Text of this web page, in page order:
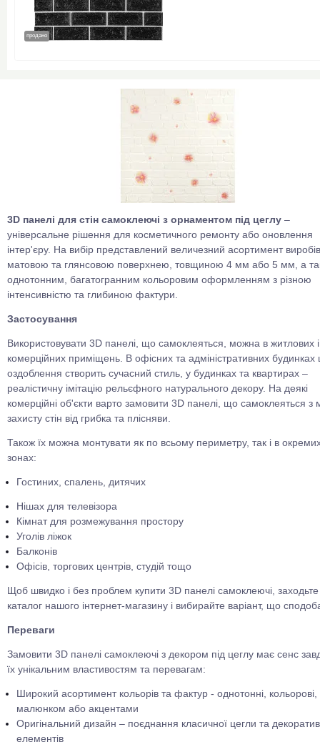
продано
3D панелі для стін самоклеючі з орнаментом під цеглу–
універсальне рішення для косметичного ремонту або оновлення
інтер'єру. На вибір представлений величезний асортимент
матовою та глянсовою поверхнею, товщиною 4 мм або 5 мм, а
однотонним, багатогранним кольоровим оформленням з різною
інтенсивністю та глибиною фактури.
Застосування
Використовувати 3D панелі, що самоклеяться, можна в житлових і
комерційних приміщень. В офісних та адміністративних будинках
оздоблення створить сучасний стиль, у будинках та квартирах –
реалістичну імітацію рельєфного натурального декору. На деякі
комерційні об'єкти варто замовити 3D панелі, що самоклеяться з
захисту стін від грибка та плісняви.
Також їх можна монтувати як по всьому периметру, так і в
зонах:
Гостиних, спалень, дитячих
Нішах для телевізора
Кімнат для розмежування простору
Уголів ліжок
Балконів
Офісів, торгових центрів, студій тощо
Щоб швидко і без проблем купити 3D панелі самоклеючі, заходьте
каталог нашого інтернет-магазину і вибирайте варіант, що
Переваги
Замовити 3D панелі самоклеючі з декором під цеглу має сенс
їх унікальним властивостям та перевагам:
Широкий асортимент кольорів та фактур - однотонні, кольорові,
малюнком або акцентами
Оригінальний дизайн – поєднання класичної цегли та
елементів